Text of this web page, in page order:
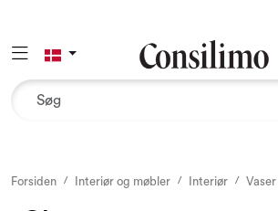
Toggle navigation
Forsiden Interiør og møbler Interiør Vaser
Udemiljø